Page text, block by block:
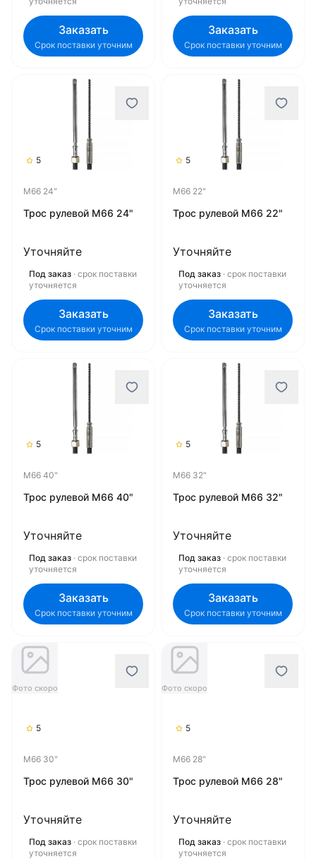
Заказать
Срок поставки уточним
Заказать
Срок поставки уточним
5
M66 24"
Трос рулевой M66 24"
Уточняйте
Под заказ · срок поставки
уточняется
Заказать
Срок поставки уточним
5
M66 22"
Трос рулевой M66 22"
Уточняйте
Под заказ · срок поставки
уточняется
Заказать
Срок поставки уточним
5
M66 40"
Трос рулевой M66 40"
Уточняйте
Под заказ · срок поставки
уточняется
Заказать
Срок поставки уточним
5
M66 32"
Трос рулевой M66 32"
Уточняйте
Под заказ · срок поставки
уточняется
Заказать
Срок поставки уточним
Фото скоро
5
M66 30"
Трос рулевой M66 30"
Уточняйте
Под заказ · срок поставки
уточняется
Фото скоро
5
M66 28"
Трос рулевой M66 28"
Уточняйте
Под заказ · срок поставки
уточняется